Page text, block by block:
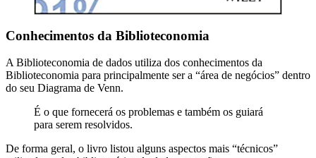
Conhecimentos da Biblioteconomia
A Biblioteconomia de dados utiliza dos conhecimentos da
Biblioteconomia para principalmente ser a “área de negócios” dentro
do seu Diagrama de Venn.
É o que fornecerá os problemas e também os guiará
para serem resolvidos.
De forma geral, o livro listou alguns aspectos mais “técnicos”